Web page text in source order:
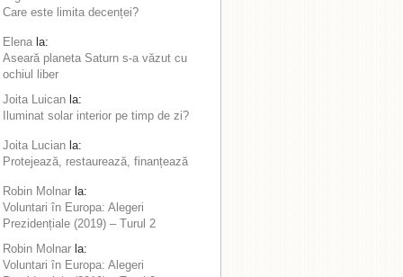
Care este limita decenței?
Elena la:
Aseară planeta Saturn s-a văzut cu
ochiul liber
Joita Luican la:
Iluminat solar interior pe timp de zi?
Joita Lucian la:
Protejează, restaurează, finanțează
Robin Molnar la:
Voluntari în Europa: Alegeri
Prezidențiale (2019) – Turul 2
Robin Molnar la:
Voluntari în Europa: Alegeri